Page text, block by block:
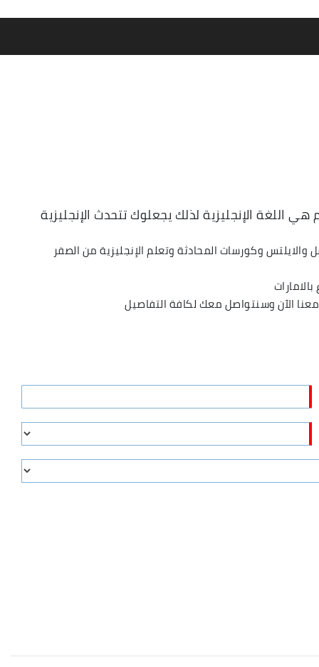
اللغة الإنجليزية لذلك يجعلوك تتحدث الإنجليزية
وكورسات المحادثة وتعلم الإنجليزية من الصفر